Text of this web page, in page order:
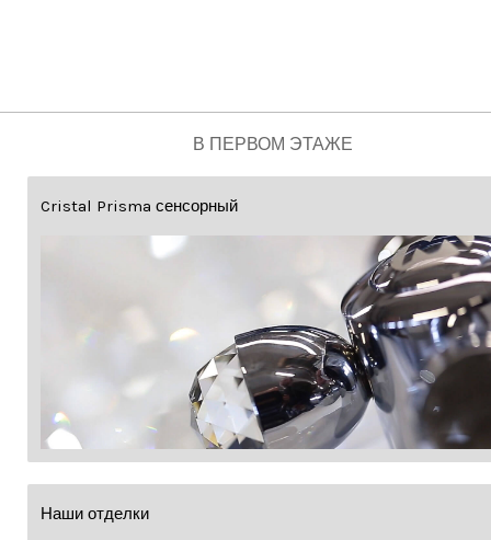
В ПЕРВОМ ЭТАЖЕ
Cristal Prisma сенсорный
Наши отделки